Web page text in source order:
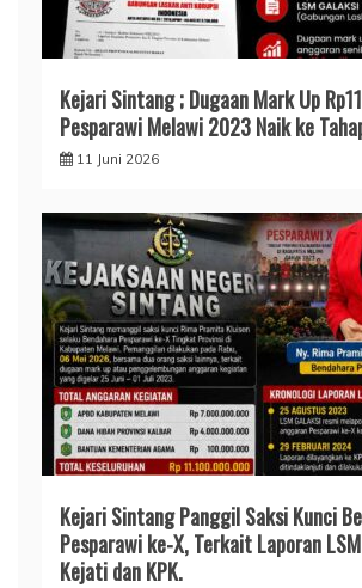
Kejari Sintang ; Dugaan Mark Up
Pesparawi Melawi 2023 Naik ke
11 Juni 2026
Kejari Sintang Panggil Saksi Kunci
Pesparawi ke-X, Terkait Laporan
Kejati dan KPK.